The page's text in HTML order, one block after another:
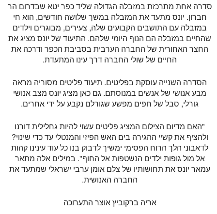
סדרה אחת מתרכזת במזבלה הגדולה שליד כפר יטא שבדרום הר
חברון. יונס מתעד את המזבלה במשך שלושה חודשים, הוא חי
במזבלה עם התושבים הקבועים שלה, צעירים, מבוגרים וילדים
שהחיים במזבלה הם הנוף היומי שלהם. התיעוד של יונס מציג את
החצר האחורית של החברה הערבית בסביבת הכפר ודרכה את
החיים של שולי החברה דרך עינו המתעדת.
הסדרה השנייה עוסקת בפליטים. תיעוד פליטים מסוריה מראה
מבע אנושי של אנשים במנוסתם. גם כאן מציג יונס מצב אנושי
גורלי, סבל של חפים מפשע שגורלם נקבע על ידי אחרים.
"האם מדיום הצילום המציג פליטים עשוי להיות גחלילית דורנו
ולהציף את קשיי ההגירה בים האש הפיזי והמנטלי עד כדי שינוי?
לדאבוני הלך הרוח הפסימי ימשיך לדבוק בנו כל עוד עינינו קהות
אל מול גופות ילדים הנשטפות אל החוף". במילים אלה מתאר
עמאר יונס את תחושותיו של צלם אומן ערבי ישראלי שמתעד את
החברה האנושית.
אריה ברקוביץ אוצר התערוכה